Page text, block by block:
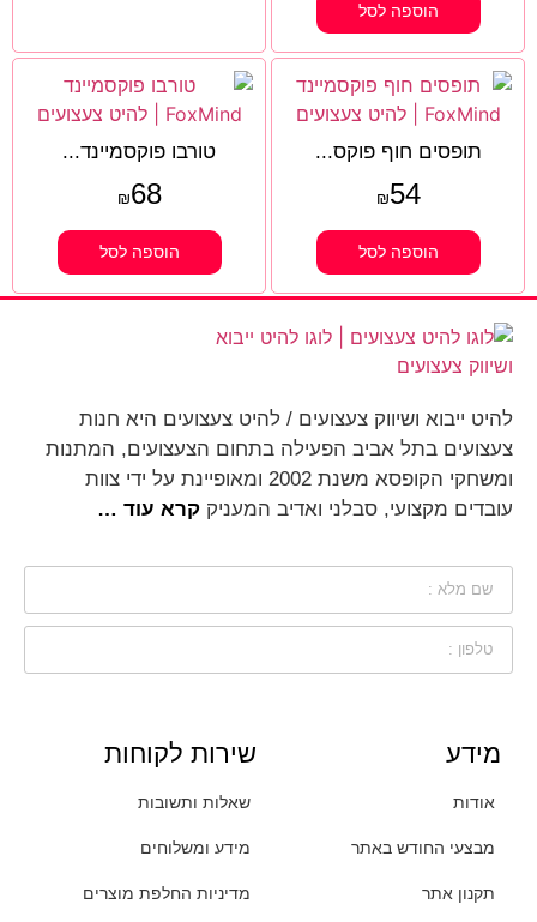
הוספה לסל
תופסים חוף פוקס...
₪54
הוספה לסל
טורבו פוקסמיינד...
₪68
הוספה לסל
להיט ייבוא ושיווק צעצועים / להיט צעצועים היא חנות
צעצועים בתל אביב הפעילה בתחום הצעצועים, המתנות
ומשחקי הקופסא משנת 2002 ומאופיינת על ידי צוות
עובדים מקצועי, סבלני ואדיב המעניק קרא עוד …
מידע
אודות
מבצעי החודש באתר
תקנון אתר
שירות לקוחות
שאלות ותשובות
מידע ומשלוחים
מדיניות החלפת מוצרים